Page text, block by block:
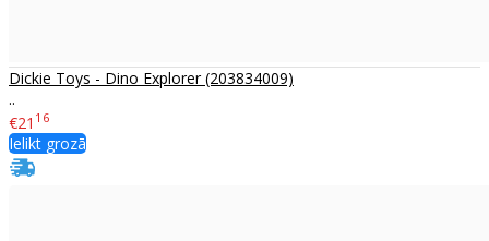
Dickie Toys - Dino Explorer (203834009)
..
€21 16
Ielikt grozā